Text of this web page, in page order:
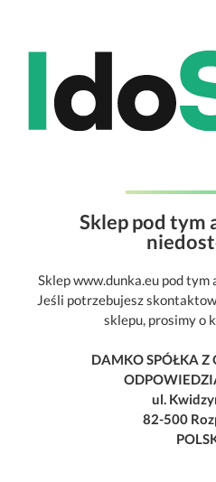
Sklep pod tym
Sklep www.dunka.eu pod
Jeśli potrzebujesz
sklepu, prosimy o
DAMKO SPÓŁKA Z
ul.
82-500